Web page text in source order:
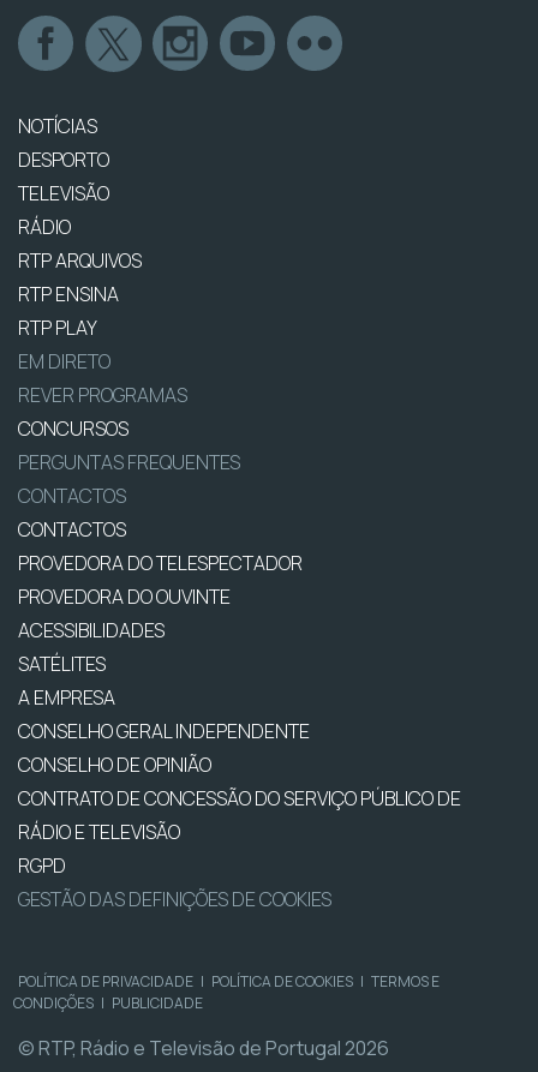
NOTÍCIAS
DESPORTO
TELEVISÃO
RÁDIO
RTP ARQUIVOS
RTP ENSINA
RTP PLAY
EM DIRETO
REVER PROGRAMAS
CONCURSOS
PERGUNTAS FREQUENTES
CONTACTOS
CONTACTOS
PROVEDORA DO TELESPECTADOR
PROVEDORA DO OUVINTE
ACESSIBILIDADES
SATÉLITES
A EMPRESA
CONSELHO GERAL INDEPENDENTE
CONSELHO DE OPINIÃO
CONTRATO DE CONCESSÃO DO SERVIÇO PÚBLICO DE
RÁDIO E TELEVISÃO
RGPD
GESTÃO DAS DEFINIÇÕES DE COOKIES
POLÍTICA DE PRIVACIDADE | POLÍTICA DE COOKIES | TERMOS E
CONDIÇÕES | PUBLICIDADE
© RTP, Rádio e Televisão de Portugal 2026